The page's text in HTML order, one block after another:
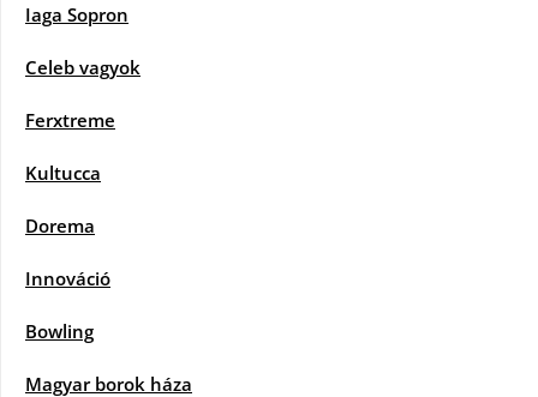
Iaga Sopron
Celeb vagyok
Ferxtreme
Kultucca
Dorema
Innováció
Bowling
Magyar borok háza